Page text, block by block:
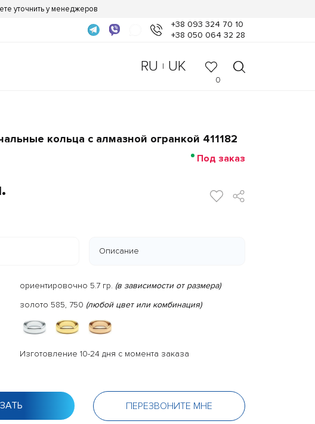
уточнить у менеджеров
+38 093 324 70 10
+38 050 064 32 28
RU | UK
0
кольца с алмазной огранкой 411182
Под заказ
Описание
ориентировочно 5.7 гр. (в зависимости от размера)
золото 585, 750 (любой цвет или комбинация)
Изготовление 10-24 дня с момента заказа
ПЕРЕЗВОНИТЕ МНЕ